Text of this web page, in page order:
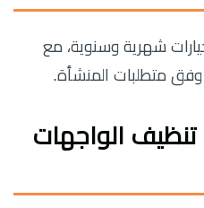
شهرية وسنوية، مع
وفق متطلبات المنشأة.
الواجهات